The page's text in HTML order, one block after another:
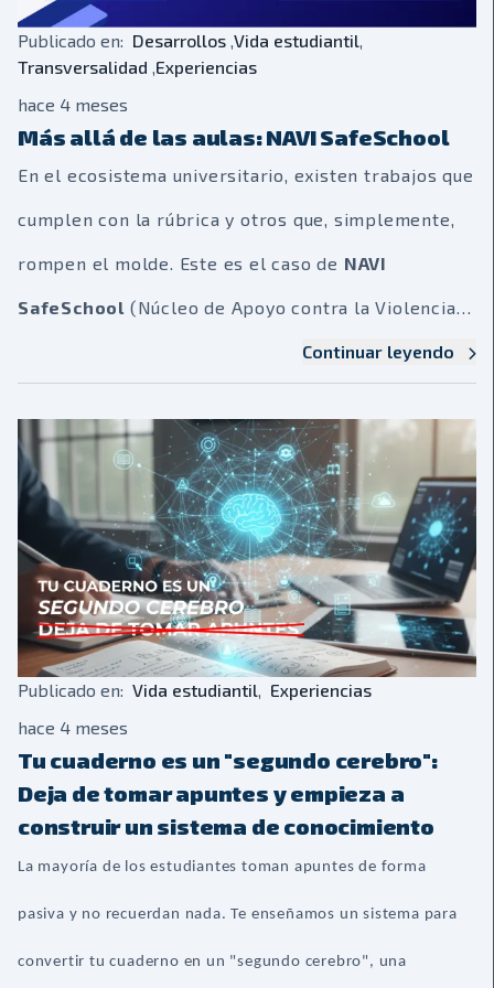
Publicado en: Desarrollos ,Vida estudiantil,
Transversalidad ,Experiencias
hace 4 meses
Más allá de las aulas: NAVI SafeSchool
En el ecosistema universitario, existen trabajos que
cumplen con la rúbrica y otros que, simplemente,
rompen el molde. Este es el caso de NAVI
SafeSchool (Núcleo de Apoyo contra la Violencia e
Intimidación), una iniciativa que nació en las aulas
que hoy se perfila como una solución real y
necesaria para el sistema educativo boliviano. Lo
que inició como una evaluación final del módulo de
Desarrollo de Habilidades Transversales, ha
escalado a un nivel de ejecución profesional que ha
sorprendido tanto a docentes como a la comunidad
académica.
Continuar leyendo
Publicado en: Vida estudiantil, Experiencias
hace 4 meses
Tu cuaderno es un "segundo cerebro":
Deja de tomar apuntes y empieza a
construir un sistema de conocimiento
La mayoría de los estudiantes toman apuntes de forma
pasiva y no recuerdan nada. Te enseñamos un sistema para
convertir tu cuaderno en un "segundo cerebro", una